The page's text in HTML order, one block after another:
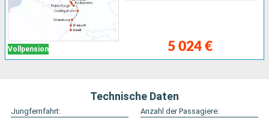
Vollpension 5 024 €
Technische Daten
Jungfernfahrt:
Anzahl der Passagiere: